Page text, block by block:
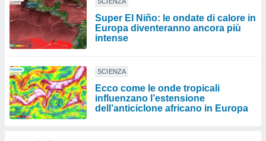
Super El Niño: le ondate di calore in
Europa diventeranno ancora più
intense
SCIENZA
Ecco come le onde tropicali
influenzano l’estensione
dell’anticiclone africano in Europa